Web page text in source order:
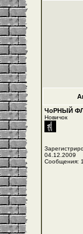
ЧоРНЫЙ
Новичок
04.12.2009
Сообщения: 1